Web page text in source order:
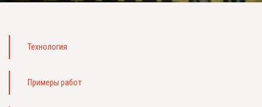
Технология
Примеры работ